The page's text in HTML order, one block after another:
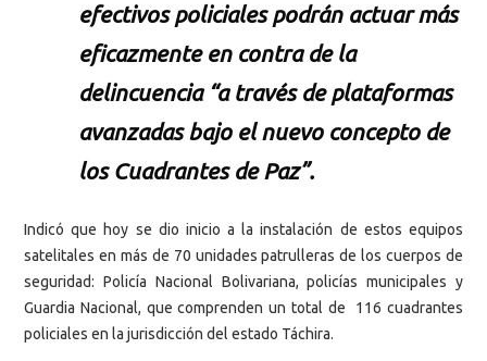
efectivos policiales podrán actuar más
eficazmente en contra de la
delincuencia “a través de plataformas
avanzadas bajo el nuevo concepto de
los Cuadrantes de Paz”.
Indicó que hoy se dio inicio a la instalación de estos equipos
satelitales en más de 70 unidades patrulleras de los cuerpos de
seguridad: Policía Nacional Bolivariana, policías municipales y
Guardia Nacional, que comprenden un total de 116 cuadrantes
policiales en la jurisdicción del estado Táchira.